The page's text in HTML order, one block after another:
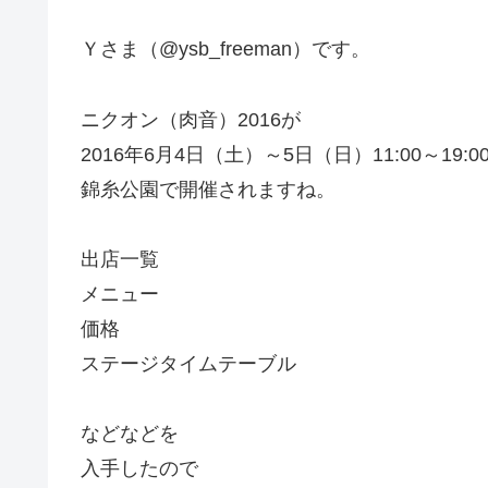
Ｙさま（@ysb_freeman）です。
ニクオン（肉音）2016が
2016年6月4日（土）～5日（日）11:00～
錦糸公園で開催されますね。
出店一覧
メニュー
価格
ステージタイムテーブル
などなどを
入手したので